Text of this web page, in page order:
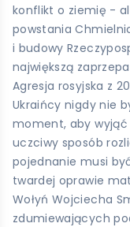
konflikt o ziemię -
powstania
i budowy
największą
Agresja rosyjska z
Ukraińcy nigdy nie
moment, aby
uczciwy sposób
pojednanie musi
twardej oprawie
Wołyń Wojciecha
zdumiewających